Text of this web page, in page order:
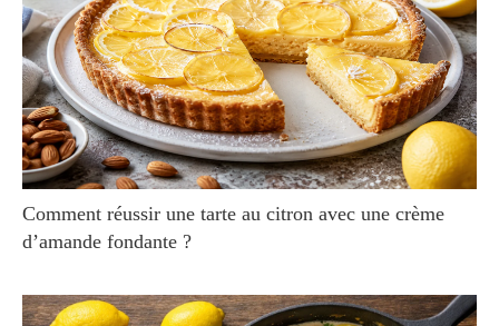
Comment réussir une tarte au citron avec une crème
d’amande fondante ?